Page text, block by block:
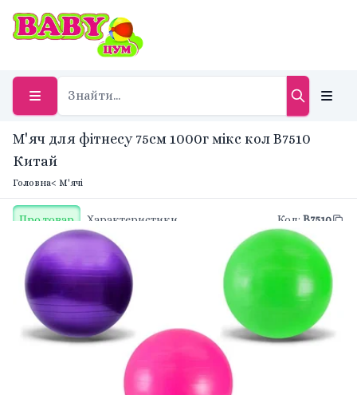
М'яч для фітнесу 75см 1000г мікс кол B7510
Китай
Головна< М'ячі
Про товар Характеристики Код: B7510